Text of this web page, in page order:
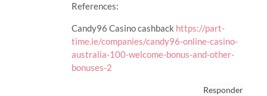
References:
Candy96 Casino cashback https://part-
time.ie/companies/candy96-online-casino-
australia-100-welcome-bonus-and-other-
bonuses-2
Responder